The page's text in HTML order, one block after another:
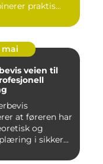
praktis...
mai
til
at føreren har
og
i sikker